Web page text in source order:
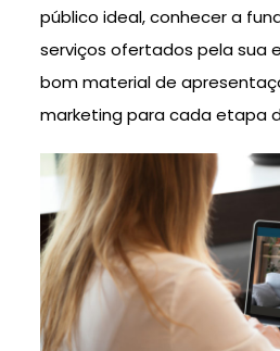
público ideal, conhecer a
serviços ofertados pela sua
bom material de
marketing para cada etapa